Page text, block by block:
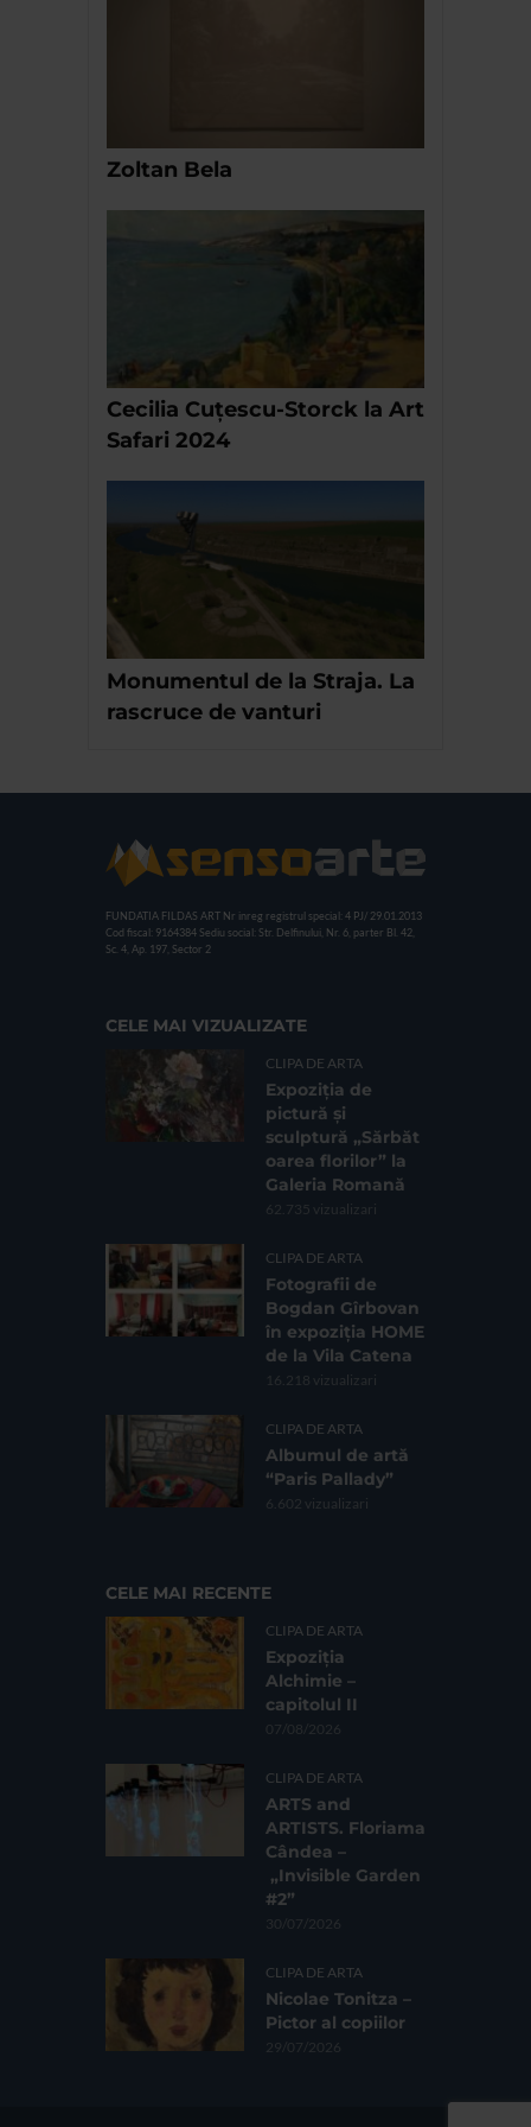
Zoltan Bela
Cecilia Cuțescu-Storck la Art
Safari 2024
Monumentul de la Straja. La
rascruce de vanturi
FUNDATIA FILDAS ART Nr inreg registrul special: 4 PJ/ 29.01.2013
Cod fiscal: 9164384 Sediu social: Str. Delfinului, Nr. 6, parter Bl. 42,
Sc. 4, Ap. 197, Sector 2
CELE MAI VIZUALIZATE
CLIPA DE ARTA
Expoziția de
pictură și
sculptură „Sărbăt
oarea florilor” la
Galeria Romană
62.735 vizualizari
CLIPA DE ARTA
Fotografii de
Bogdan Gîrbovan
în expoziția HOME
de la Vila Catena
16.218 vizualizari
CLIPA DE ARTA
Albumul de artă
“Paris Pallady”
6.602 vizualizari
CELE MAI RECENTE
CLIPA DE ARTA
Expoziția
Alchimie –
capitolul II
07/08/2026
CLIPA DE ARTA
ARTS and
ARTISTS. Floriama
Cândea –
„Invisible Garden
#2”
30/07/2026
CLIPA DE ARTA
Nicolae Tonitza –
Pictor al copiilor
29/07/2026